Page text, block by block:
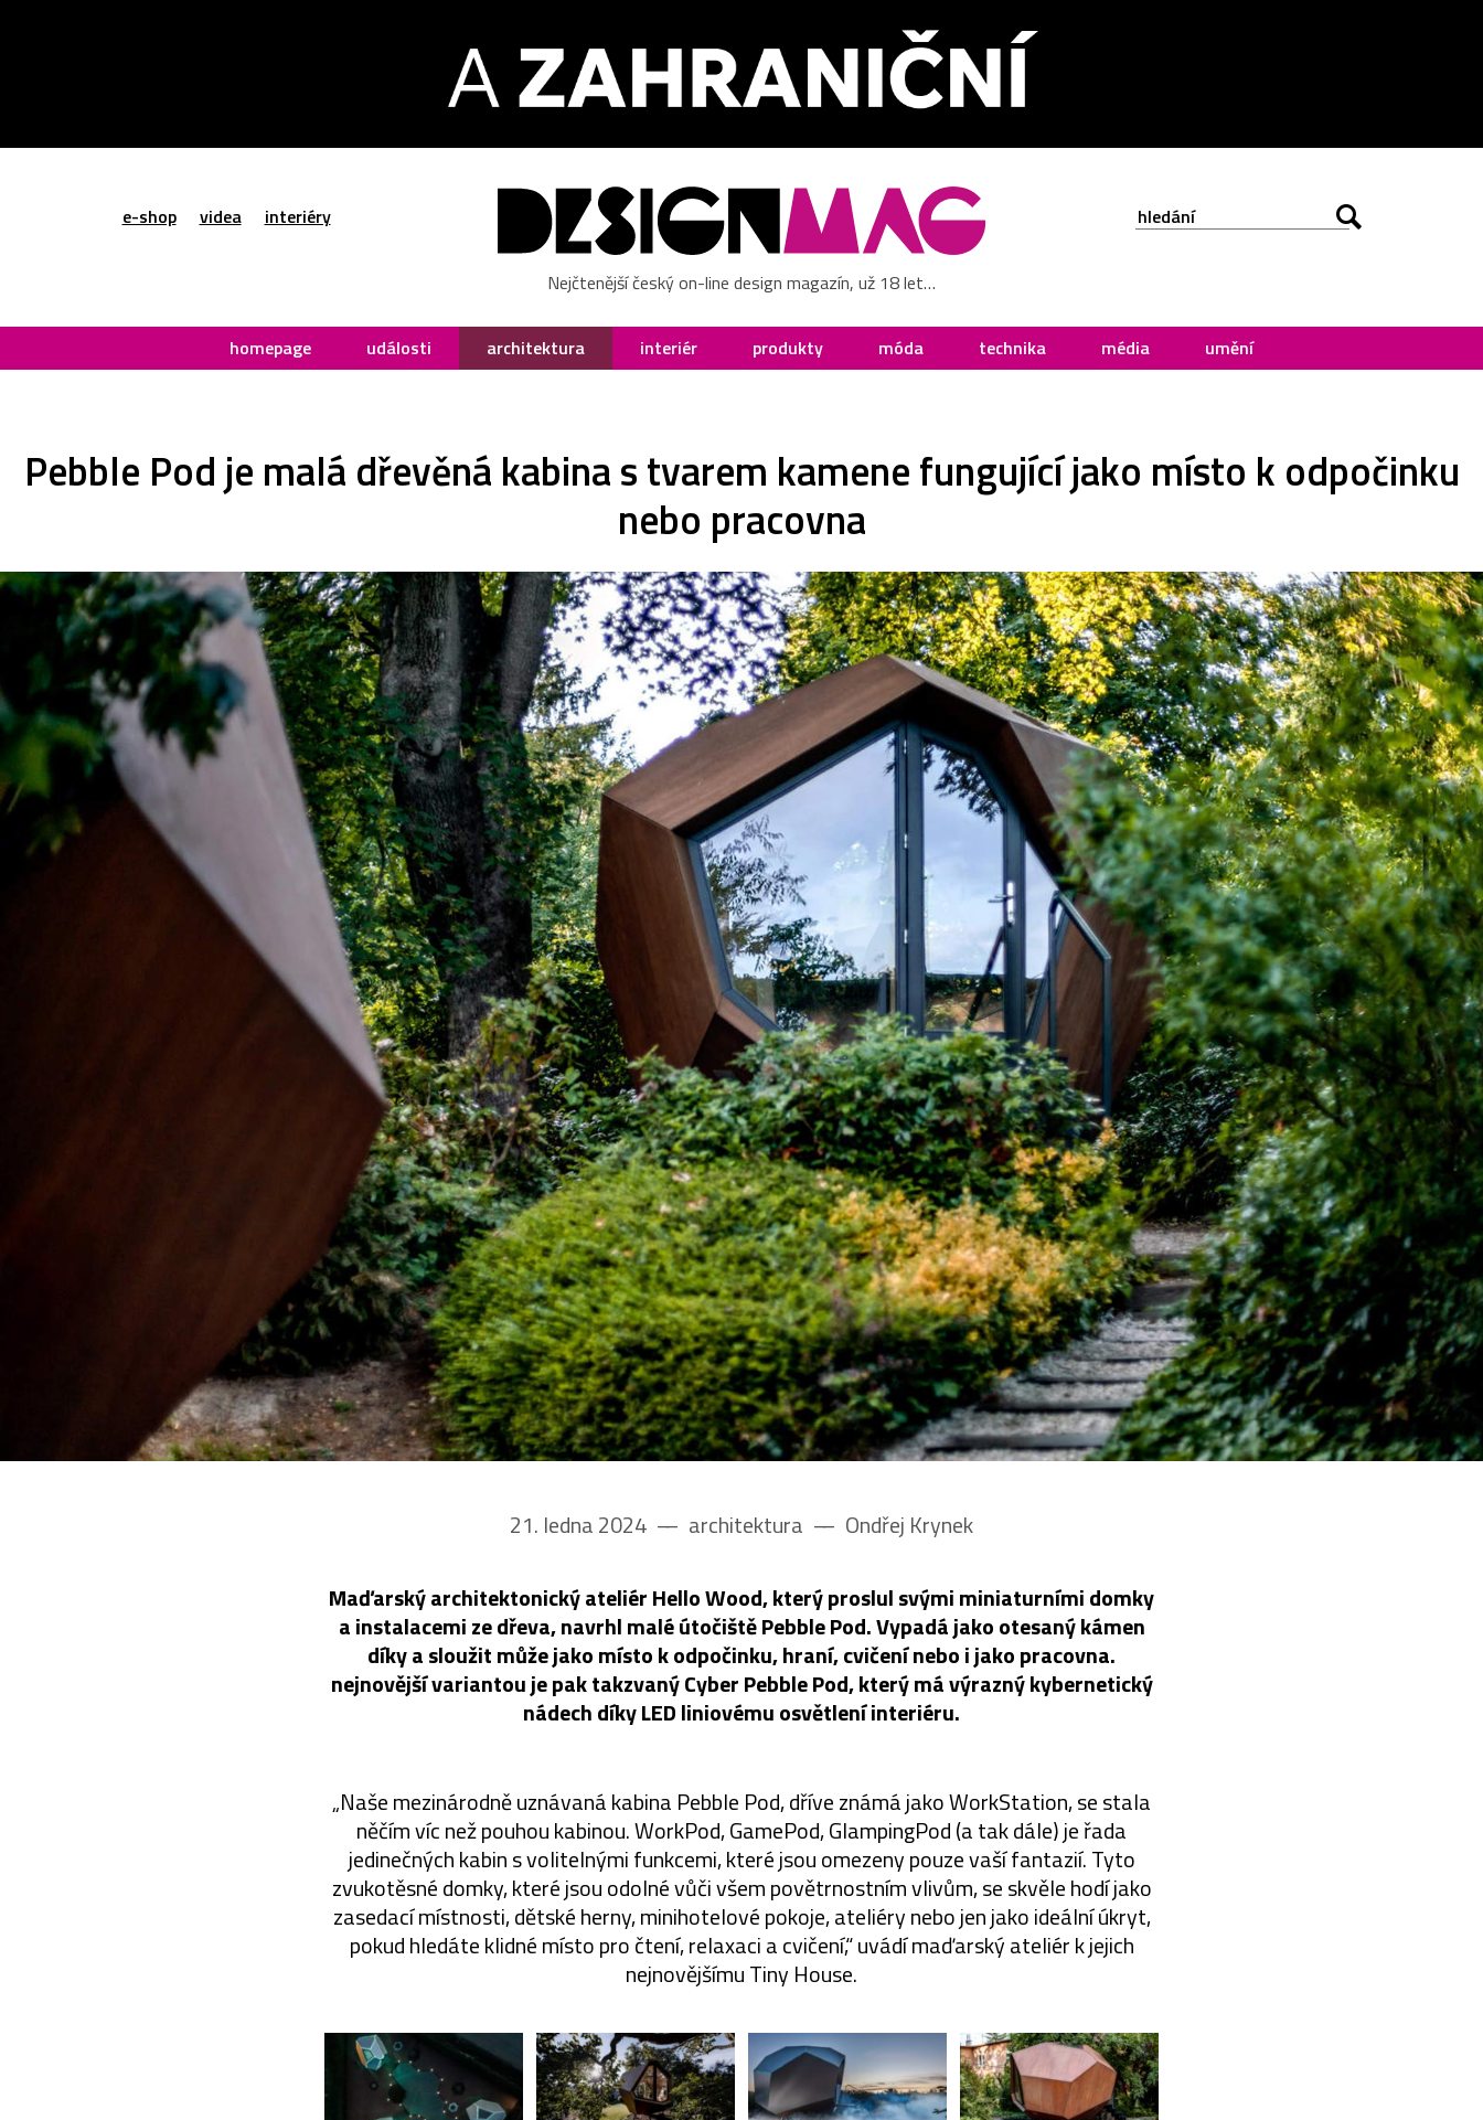
e-shop videa interiéry
Nejčtenější český on-line design magazín, už 18 let…
homepage události architektura interiér produkty móda technika média umění
Pebble Pod je malá dřevěná kabina s tvarem kamene fungující jako místo k odpočinku
nebo pracovna
21. ledna 2024 –– architektura –– Ondřej Krynek
Maďarský architektonický ateliér Hello Wood, který proslul svými miniaturními domky
a instalacemi ze dřeva, navrhl malé útočiště Pebble Pod. Vypadá jako otesaný kámen
díky a sloužit může jako místo k odpočinku, hraní, cvičení nebo i jako pracovna.
nejnovější variantou je pak takzvaný Cyber Pebble Pod, který má výrazný kybernetický
nádech díky LED liniovému osvětlení interiéru.
„Naše mezinárodně uznávaná kabina Pebble Pod, dříve známá jako WorkStation, se stala
něčím víc než pouhou kabinou. WorkPod, GamePod, GlampingPod (a tak dále) je řada
jedinečných kabin s volitelnými funkcemi, které jsou omezeny pouze vaší fantazií. Tyto
zvukotěsné domky, které jsou odolné vůči všem povětrnostním vlivům, se skvěle hodí jako
zasedací místnosti, dětské herny, minihotelové pokoje, ateliéry nebo jen jako ideální úkryt,
pokud hledáte klidné místo pro čtení, relaxaci a cvičení,“ uvádí maďarský ateliér k jejich
nejnovějšímu Tiny House.